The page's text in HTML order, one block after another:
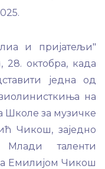
и пријатељи"
28. октобра, када
једна од
на
за музичке
Чикош, заједно
таленти
Емилијом Чикош